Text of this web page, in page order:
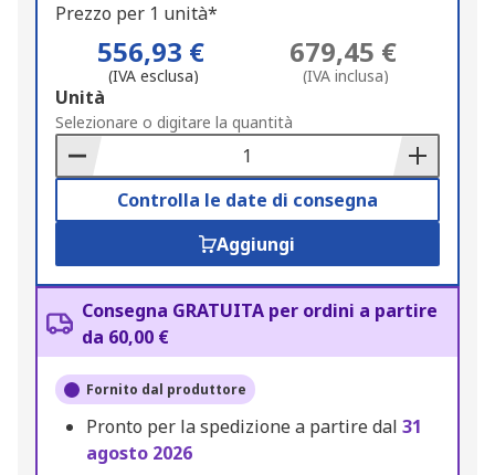
Prezzo per 1 unità*
556,93 €
(IVA esclusa)
679,45 €
(IVA inclusa)
Add
to
Basket
Unità
Selezionare o digitare la quantità
Controlla le date di consegna
Aggiungi
Consegna GRATUITA per ordini a partire
da 60,00 €
Fornito dal produttore
Pronto per la spedizione a partire dal 31
agosto 2026